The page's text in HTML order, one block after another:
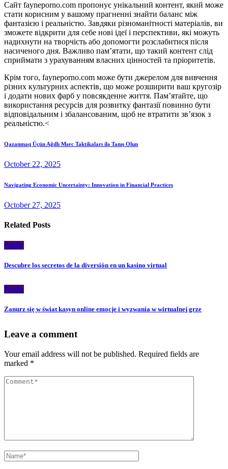
Сайт fayneporno.com пропонує унікальний контент, який може
стати корисним у вашому прагненні знайти баланс між
фантазією і реальністю. Завдяки різноманітності матеріалів, ви
зможете відкрити для себе нові ідеї і перспективи, які можуть
надихнути на творчість або допомогти розслабитися після
насиченого дня. Важливо пам’ятати, що такий контент слід
сприймати з урахуванням власних цінностей та пріоритетів.
Крім того, fayneporno.com може бути джерелом для вивчення
різних культурних аспектів, що може розширити ваш кругозір
і додати нових фарб у повсякденне життя. Пам’ятайте, що
використання ресурсів для розвитку фантазії повинно бути
відповідальним і збалансованим, щоб не втратити зв’язок з
реальністю.<
Qazanmaq Üçün Ağıllı Mərc Taktikaları ilə Tanış Olun
October 22, 2025
Navigating Economic Uncertainty: Innovation in Financial Practices
October 27, 2025
Related Posts
Pablic
Descubre los secretos de la diversión en un kasino virtual
Pablic
Zanurz się w świat kasyn online emocje i wyzwania w wirtualnej grze
Leave a comment
Your email address will not be published. Required fields are
marked *